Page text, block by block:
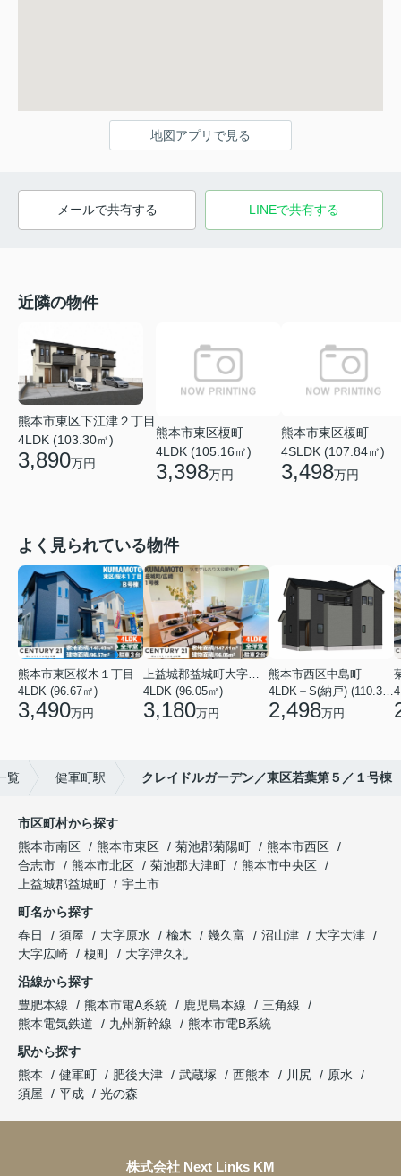
地図アプリで見る
メールで共有する LINEで共有する
近隣の物件
熊本市東区下江津２丁目
4LDK (103.30㎡)
3,890万円
熊本市東区榎町
4LDK (105.16㎡)
3,398万円
熊本市東区榎町
4SLDK (107.84㎡)
3,498万円
よく見られている物件
熊本市東区桜木１丁目
4LDK (96.67㎡)
3,490万円
上益城郡益城町大字広崎
4LDK (96.05㎡)
3,180万円
熊本市西区中島町
4LDK＋S(納戸) (110.37㎡)
2,498万円
覧 健軍町駅 クレイドルガーデン／東区若葉第５／１号棟
市区町村から探す
熊本市南区
熊本市東区 菊池郡菊陽町
熊本市西区
合志市
熊本市北区 菊池郡大津町
熊本市中央区
上益城郡益城町
宇土市
町名から探す
春日
須屋 大字原水 楡木 幾久富 沼山津
大字大津
大字広崎
榎町
大字津久礼
沿線から探す
豊肥本線
熊本市電A系統 鹿児島本線
三角線
熊本電気鉄道
九州新幹線
熊本市電B系統
駅から探す
熊本
健軍町 肥後大津 武蔵塚 西熊本 川尻
原水
須屋
平成 光の森
株式会社 Next Links KM